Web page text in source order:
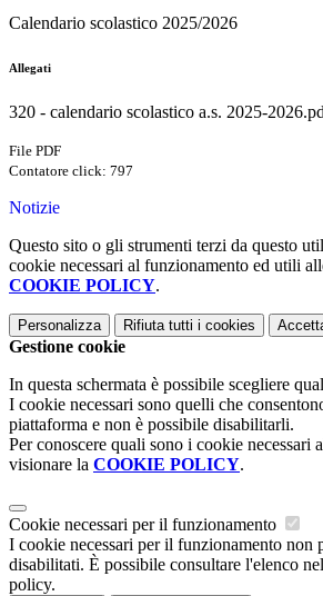
Calendario scolastico 2025/2026
Allegati
320 - calendario scolastico a.s. 2025-
File PDF
Contatore click: 797
Notizie
Questo sito o gli strumenti terzi da questo
cookie necessari al funzionamento ed utili
COOKIE POLICY.
Personalizza Rifiuta tutti i cookies
Gestione cookie
In questa schermata è possibile scegliere
I cookie necessari sono quelli che
piattaforma e non è possibile disabilitarli.
Per conoscere quali sono i cookie necessari
visionare la COOKIE POLICY.
Cookie necessari per il funzionamento
I cookie necessari per il funzionamento non
disabilitati. È possibile consultare l'elenco
policy.